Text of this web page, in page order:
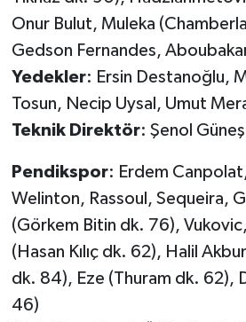
Onur Bulut, Muleka
Gedson Fernandes,
Yedekler: Ersin Destanoğlu,
Tosun, Necip Uysal, Umut
Teknik Direktör: Şenol Güneş
Pendikspor: Erdem
Welinton, Rassoul, Sequeira,
(Görkem Bitin dk. 76),
(Hasan Kılıç dk. 62), Halil
dk. 84), Eze (Thuram dk. 62),
46)